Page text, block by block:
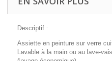
Descriptif :
Assiette en peinture sur verre
Lavable à la main ou au lave-